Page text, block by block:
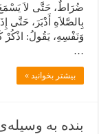
ضُرَاطٌ، حَتَّى لاَ یَسْمَعَ
بِالصَّلاَهِ أَدْبَرَ، حَتَّى
وَنَفْسِهِ، یَقُولُ: اذْکُرْ
…
بیشتر بخوانید »
بنده به